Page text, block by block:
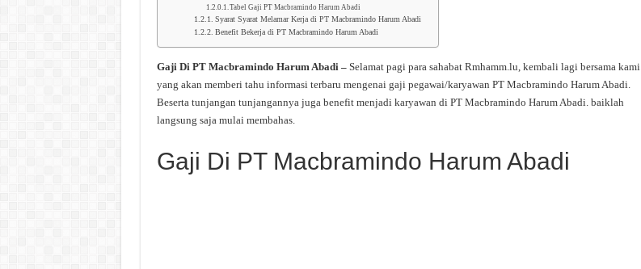
Tabel Gaji PT Macbramindo Harum Abadi
Syarat Syarat Melamar Kerja di PT Macbramindo Harum Abadi
Benefit Bekerja di PT Macbramindo Harum Abadi
Gaji Di PT Macbramindo Harum Abadi – Selamat pagi para sahabat Rmhamm.lu, kembali lagi bersama kami
yang akan memberi tahu informasi terbaru mengenai gaji pegawai/karyawan PT Macbramindo Harum Abadi.
Beserta tunjangan tunjangannya juga benefit menjadi karyawan di PT Macbramindo Harum Abadi. baiklah
langsung saja mulai membahas.
Gaji Di PT Macbramindo Harum Abadi